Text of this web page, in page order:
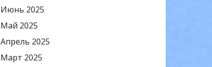
Июнь 2025
Май 2025
Апрель 2025
Март 2025